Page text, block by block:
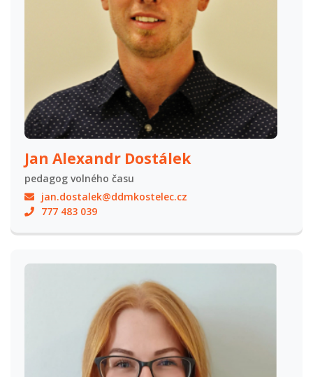
Jan Alexandr Dostálek
pedagog volného času
jan.dostalek@ddmkostelec.cz
777 483 039